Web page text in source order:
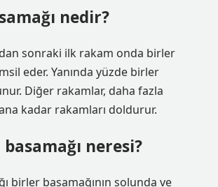
nedir?
sonraki ilk rakam onda birler
eder. Yanında yüzde birler
Diğer rakamlar, daha fazla
kadar rakamları doldurur.
neresi?
birler basamağının solunda ve